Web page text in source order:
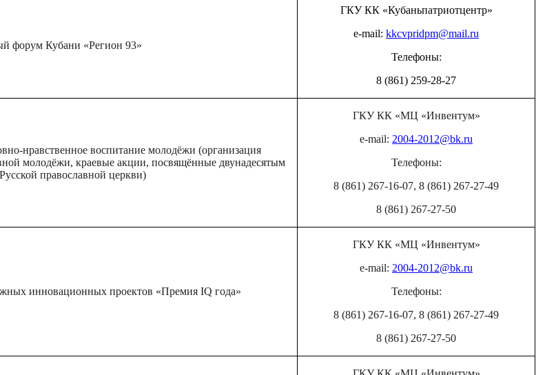
форум Кубани «Регион 93»
ГКУ КК «Кубаньпатриотцентр»
e-mail: kkcvpridpm@mail.ru
Телефоны:
8 (861) 259-28-27
нравственное воспитание молодёжи (организация
молодёжи, краевые акции, посвящённые двунадесятым
православной церкви)
ГКУ КК «МЦ «Инвентум»
e-mail: 2004-2012@bk.ru
Телефоны:
8 (861) 267-16-07, 8 (861) 267-27-49
8 (861) 267-27-50
инновационных проектов «Премия IQ года»
ГКУ КК «МЦ «Инвентум»
e-mail: 2004-2012@bk.ru
Телефоны:
8 (861) 267-16-07, 8 (861) 267-27-49
8 (861) 267-27-50